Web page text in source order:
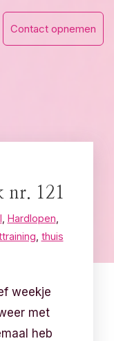
Contact opnemen
nr. 121
Hardlopen
thuis
weekje
met
heb